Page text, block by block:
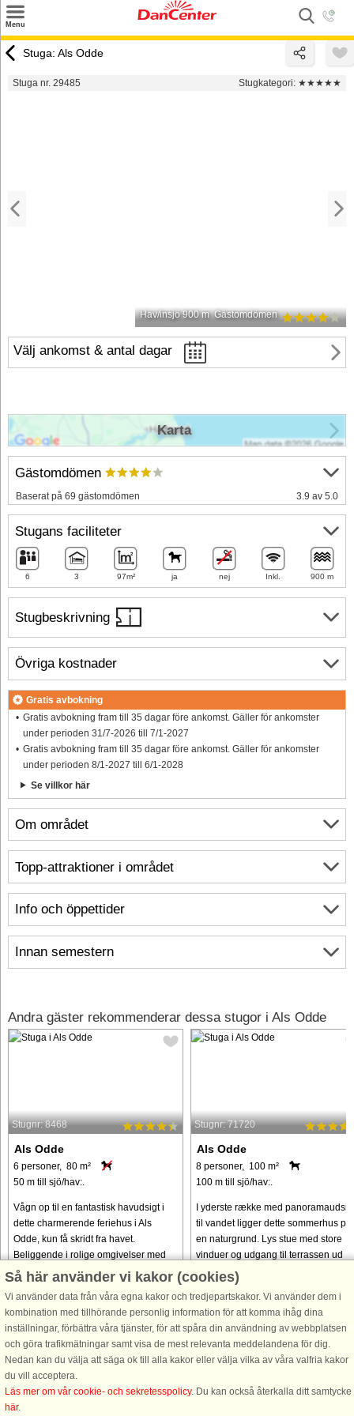
Menu
Tilbud
Stuga: Als Odde
Stuga nr. 29485 Stugkategori: ★★★★★
Hav/insjö 900 m Gästomdömen
Välj ankomst & antal dagar
Stugbeskrivning
Om området
Info och öppettider
Innan semestern
Gästomdömen
Baserat på 69 gästomdömen 3.9 av 5.0
Stugans faciliteter
6 3 97m² ja nej Inkl. 900 m
Övriga kostnader
Gratis avbokning
Gratis avbokning fram till 35 dagar före ankomst. Gäller för ankomster
under perioden 31/7-2026 till 7/1-2027
Gratis avbokning fram till 35 dagar före ankomst. Gäller för ankomster
under perioden 8/1-2027 till 6/1-2028
Se villkor här
Karta
Topp-attraktioner i området
Andra gäster rekommenderar dessa stugor i Als Odde
Stugnr: 8468
Als Odde
6 personer, 80 m²
50 m till sjö/hav:.
Vågn op til en fantastisk havudsigt i
dette charmerende feriehus i Als
Odde, kun få skridt fra havet.
Beliggende i rolige omgivelser med
en generøs naturgrund på 1100 m² er
från 3.276 SEK
Stugnr: 71720
Als Odde
8 personer, 100 m²
100 m till sjö/hav:.
I yderste række med
til vandet ligger dette sommerhus på
en naturgrund. Lys stue med store
vinduer og udgang til terrassen ud
mod vandet. Køkkenet ligger i åben
forbindelse til stuen og ...
från 4.510 SEK
Så här använder vi kakor (cookies)
Vi använder data från våra egna kakor och tredjepartskakor. Vi använder dem i
kombination med tillhörande personlig information för att komma ihåg dina
inställningar, förbättra våra tjänster, för att spåra din användning av webbplatsen
och göra trafikmätningar samt visa de mest relevanta meddelandena för dig.
Nedan kan du välja att säga ok till alla kakor eller välja vilka av våra valfria kakor
du vill acceptera.
Läs mer om vår cookie- och sekretesspolicy. Du kan också återkalla ditt samtycke
här.